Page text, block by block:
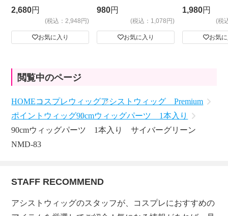
2,680円
(税込：2,948円)
お気に入り
980円
(税込：1,078円)
お気に入り
ビッグサイ
1,980円
(税
お気
閲覧中のページ
HOMEコスプレウィッグアシストウィッグ Premium
ポイントウィッグ90cmウィッグパーツ 1本入り
90cmウィッグパーツ 1本入り サイバーグリーン
NMD-83
STAFF RECOMMEND
アシストウィッグのスタッフが、コスプレにおすすめの